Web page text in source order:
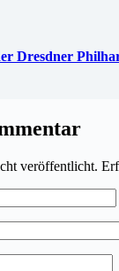
Dresdner
veröffentlicht.